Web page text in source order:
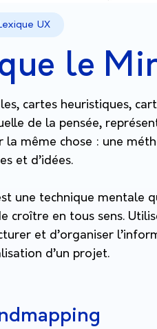
Lexique UX
le
cartes heuristiques,
de la pensée,
la même chose : une
et d’idées.
une technique mentale
croître en tous sens.
et d’organiser
d’un projet.